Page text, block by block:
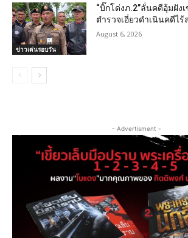
ข่าวเด่นรอบวัน
“บิ๊กโด่งภ.2”ลั่นคดีอุ้มฝัง
ตำรวจเอี่ยวดำเนินคดีไร้
August 6, 2026
- Advertisment -